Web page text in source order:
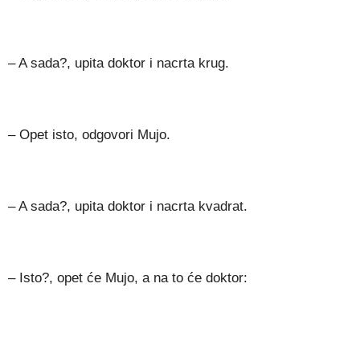
– A sada?, upita doktor i nacrta krug.
– Opet isto, odgovori Mujo.
– A sada?, upita doktor i nacrta kvadrat.
– Isto?, opet će Mujo, a na to će doktor: